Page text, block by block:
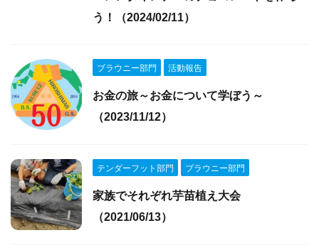
う！（2024/02/11）
ブラウニー部門 活動報告
お金の旅～お金について学ぼう～
（2023/11/12）
テンダーフット部門 ブラウニー部門
家族でそれぞれ芋苗植え大会
（2021/06/13）